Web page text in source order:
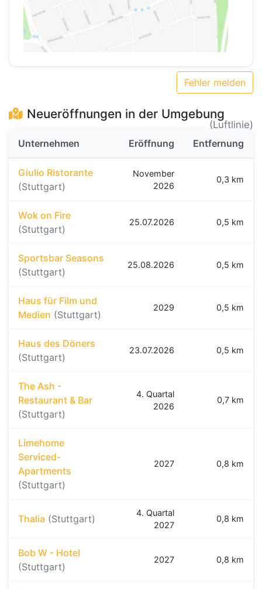
Fehler melden
Neueröffnungen in der Umgebung
(Luftlinie)
Unternehmen
Eröffnung Entfernung
Giulio Ristorante
(Stuttgart)
November
2026
0,3 km
Wok on Fire
(Stuttgart)
25.07.2026 0,5 km
Sportsbar Seasons
(Stuttgart)
25.08.2026 0,5 km
Haus für Film und
Medien (Stuttgart)
2029 0,5 km
Haus des Döners
(Stuttgart)
23.07.2026 0,5 km
The Ash -
Restaurant & Bar
(Stuttgart)
4. Quartal
2026
0,7 km
Limehome
Serviced-
Apartments
(Stuttgart)
2027 0,8 km
Thalia (Stuttgart)
4. Quartal
2027
0,8 km
Bob W - Hotel
(Stuttgart)
2027 0,8 km